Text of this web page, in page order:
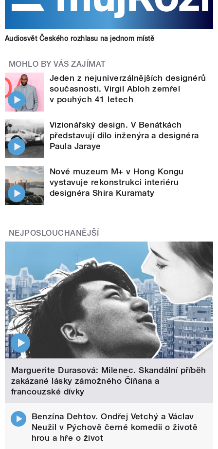
Audiosvět Českého rozhlasu na jednom místě
MOHLO BY VÁS ZAJÍMAT
Jeden z nejuniverzálnějších designérů
současnosti. Virgil Abloh zemřel
v pouhých 41 letech
Vizionářský design. V Benátkách
představují dílo inženýra a designéra
Paula Jaraye
Nové muzeum M+ v Hong Kongu
vystavuje rekonstrukci interiéru
designéra Shira Kuramaty
NEJPOSLOUCHANĚJŠÍ
Marguerite Durasová: Milenec. Skandální příběh
zakázané lásky zámožného Číňana a
francouzské dívky
Benzína Dehtov. Ondřej Vetchý a Václav
Neužil v Pýchově černé komedii o životě
hrou a hře o život